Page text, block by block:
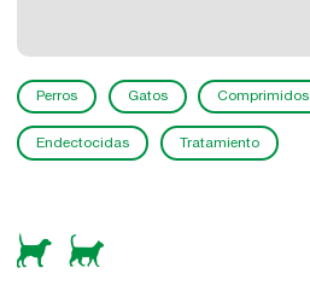
Perros Gatos Comprimidos
Endectocidas Tratamiento